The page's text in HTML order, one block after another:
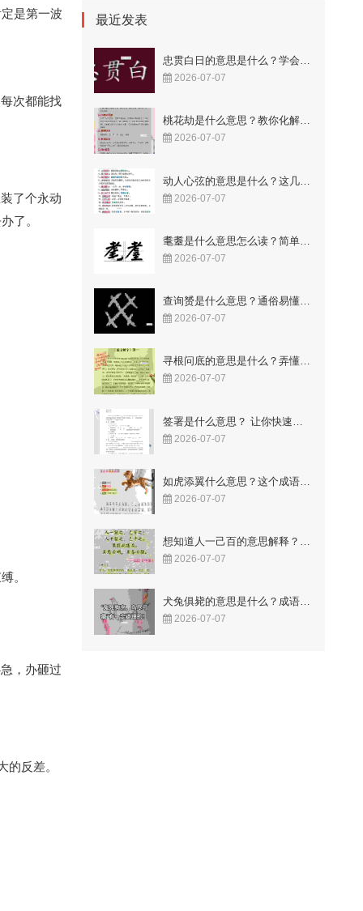
是第一波
次都能找
了个永动
了。
。
，办砸过
反差。
最近发表
忠贯白日的意思是什么？学会这样用更显智慧！
2026-07-07
桃花劫是什么意思？教你化解烂桃花的秘籍！
2026-07-07
2026-07-07
2026-07-07
查询赟是什么意思？通俗易懂的解释来了
2026-07-07
寻根问底的意思是什么？弄懂这两个字让你豁然开朗！
2026-07-07
2026-07-07
2026-07-07
想知道人一己百的意思解释？这几点让你一看就懂！
2026-07-07
犬兔俱毙的意思是什么？成语故事告诉你答案！
2026-07-07